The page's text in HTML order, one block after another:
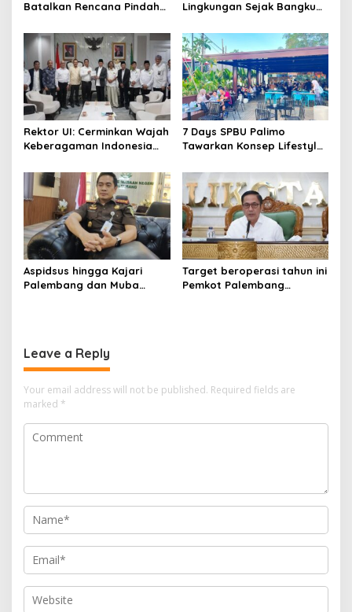
Batalkan Rencana Pindah
Dipastikan Tetap di Sungai
Musi
Lingkungan Sejak Bangku
Palembang Perkuat
Program Adiwiyata
Rektor UI: Cerminkan Wajah
Keberagaman Indonesia
Ibadah Enam Agama
7 Days SPBU Palimo
Tawarkan Konsep Lifestyle
Hangout Baru di Tengah
Kota Palembang
Aspidsus hingga Kajari
Palembang dan Muba
Target beroperasi tahun ini
Pemkot Palembang
Leave a Reply
Your email address will not be published. Required fields are
marked *